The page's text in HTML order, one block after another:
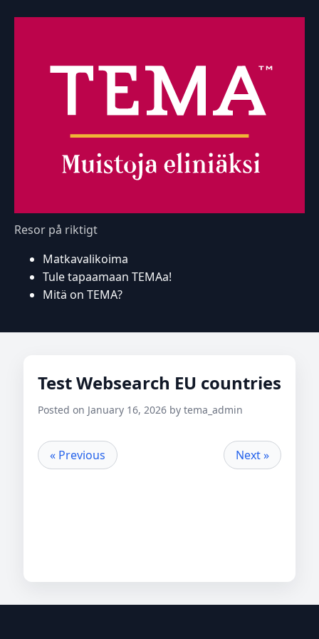
Resor på riktigt
Matkavalikoima
Tule tapaamaan TEMAa!
Mitä on TEMA?
Test Websearch EU countries
Posted on January 16, 2026 by tema_admin
« Previous Next »